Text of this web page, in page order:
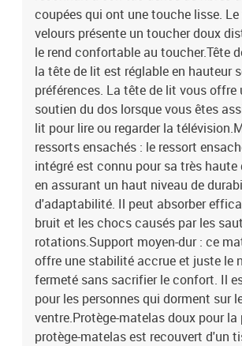
coupées qui ont une touche lisse.
velours présente un toucher doux
le rend confortable au toucher.Tête
la tête de lit est réglable en hauteur
préférences. La tête de lit vous offre
soutien du dos lorsque vous êtes
lit pour lire ou regarder la
ressorts ensachés : le ressort
intégré est connu pour sa très
en assurant un haut niveau de
d'adaptabilité. Il peut absorber
bruit et les chocs causés par les
rotations.Support moyen-dur : ce
offre une stabilité accrue et juste le
fermeté sans sacrifier le confort. Il
pour les personnes qui dorment sur
ventre.Protège-matelas doux pour la
protège-matelas est recouvert d'un